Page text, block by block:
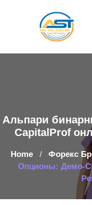
Альпари
CapitalProf
Home / Форекс
Опционы: Демо-